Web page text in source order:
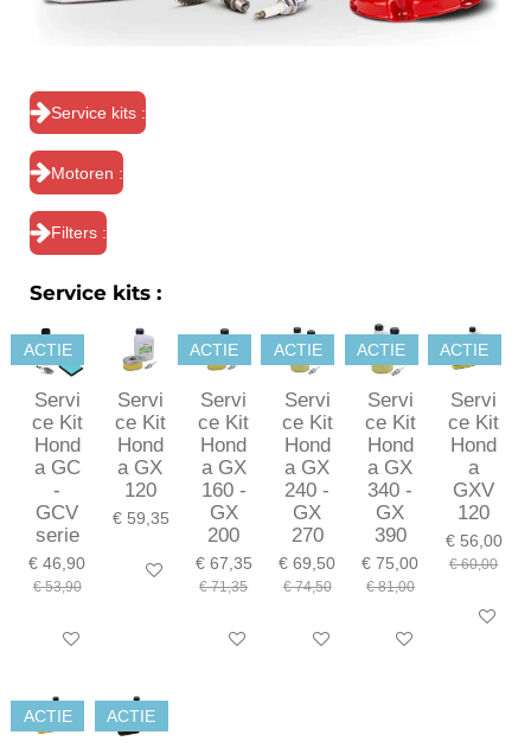
Service kits :
Motoren :
Filters :
Service kits :
ACTIE
Servi
ce Kit
Hond
a GC
-
GCV
serie
€ 46,90
€ 53,90
In winkelwagen
Servi
ce Kit
Hond
a GX
120
€ 59,35
In winkelwagen
ACTIE
Servi
ce Kit
Hond
a GX
160 -
GX
200
€ 67,35
€ 71,35
In winkelwagen
ACTIE
Servi
ce Kit
Hond
a GX
240 -
GX
270
€ 69,50
€ 74,50
In winkelwagen
ACTIE
Servi
ce Kit
Hond
a GX
340 -
GX
390
€ 75,00
€ 81,00
In winkelwagen
ACTIE
Servi
ce Kit
Hond
a
GXV
120
€ 56,00
€ 60,00
In
ACTIE ACTIE